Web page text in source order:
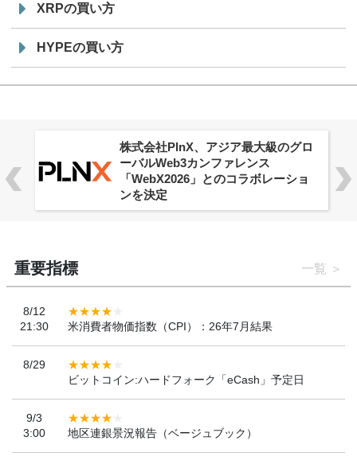
XRPの買い方
HYPEの買い方
株式会社PlnX、アジア最大級のグロ
ーバルWeb3カンファレンス
「WebX2026」とのコラボレーショ
ンを決定
重要指標 一覧
8/12
21:30
米消費者物価指数（CPI）：26年7月結果
8/29
ビットコイン:ハードフォーク「eCash」予定日
9/3
3:00
地区連銀景況報告（ベージュブック）